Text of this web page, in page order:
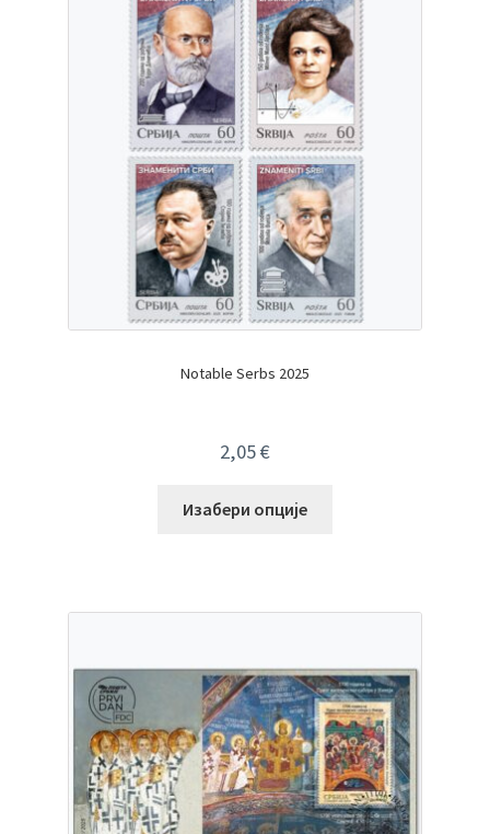
Notable Serbs 2025
2,05€
Изабери опције